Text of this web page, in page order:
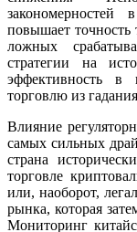
повышает точность
ложных
стратегии на
эффективность в
торговлю из
Влияние
самых сильных
страна
торговле
или, наоборот,
рынка, которая
Мониторинг